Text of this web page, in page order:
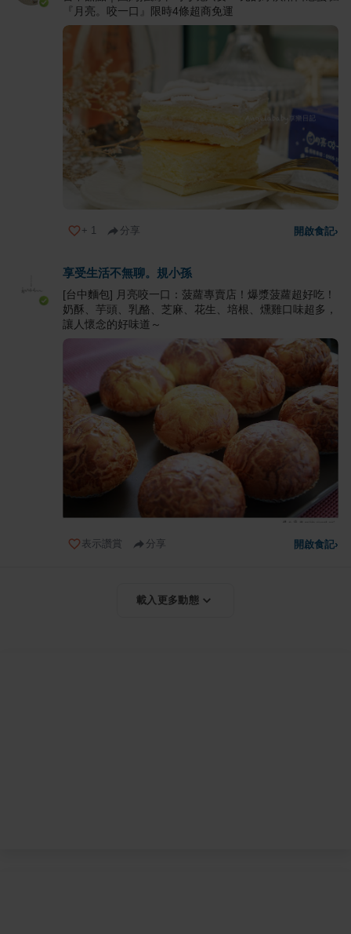
『月亮。咬一口』限時4條超商免運
+ 1 分享 開啟食記›
享受生活不無聊。規小孫
[台中麵包] 月亮咬一口：菠蘿專賣店！爆漿菠蘿超好吃！
奶酥、芋頭、乳酪、芝麻、花生、培根、燻雞口味超多，
讓人懷念的好味道～
表示讚賞 分享 開啟食記›
載入更多動態